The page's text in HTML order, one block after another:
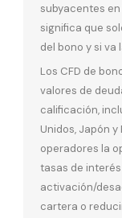
subyacentes
significa que
del bono y si va
Los CFD de
valores de
calificación,
Unidos, Japón
operadores la
tasas de
activación/
cartera o